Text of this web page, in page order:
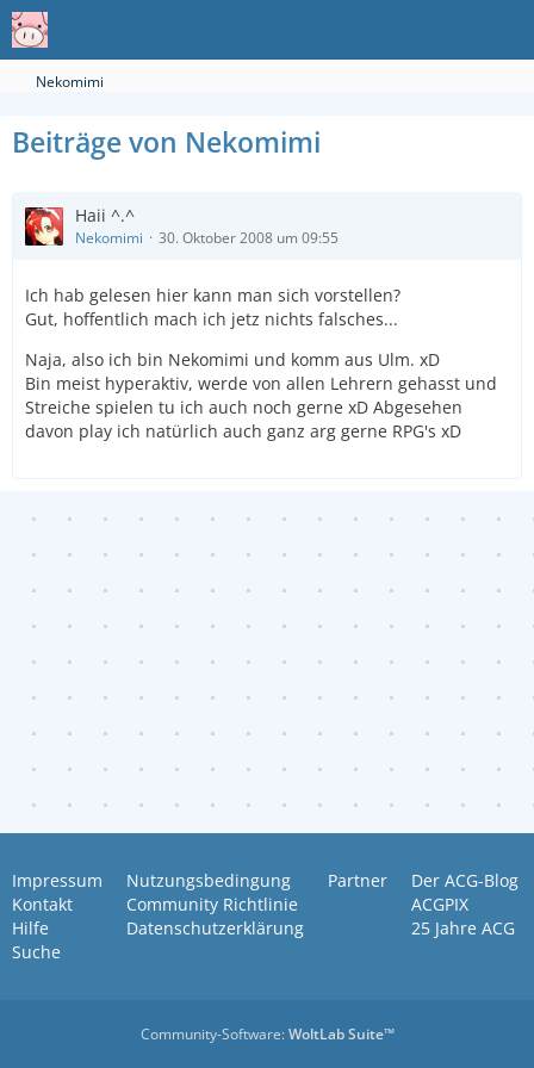
Nekomimi
Beiträge von Nekomimi
Haii ^.^
Nekomimi 30. Oktober 2008 um 09:55
Ich hab gelesen hier kann man sich vorstellen?
Gut, hoffentlich mach ich jetz nichts falsches...
Naja, also ich bin Nekomimi und komm aus Ulm. xD
Bin meist hyperaktiv, werde von allen Lehrern gehasst und
Streiche spielen tu ich auch noch gerne xD Abgesehen
davon play ich natürlich auch ganz arg gerne RPG's xD
Impressum
Kontakt
Hilfe
Suche
Nutzungsbedingung
Community Richtlinie
Datenschutzerklärung
Partner
Der ACG-Blog
ACGPIX
25 Jahre ACG
Community-Software:WoltLab Suite™